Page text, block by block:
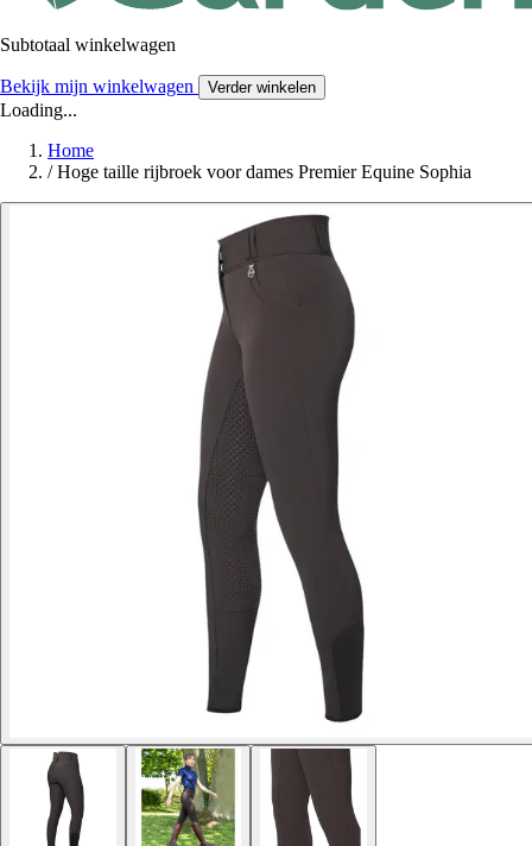
Subtotaal winkelwagen
Bekijk mijn winkelwagen Verder winkelen
Loading...
Home
/ Hoge taille rijbroek voor dames Premier Equine Sophia